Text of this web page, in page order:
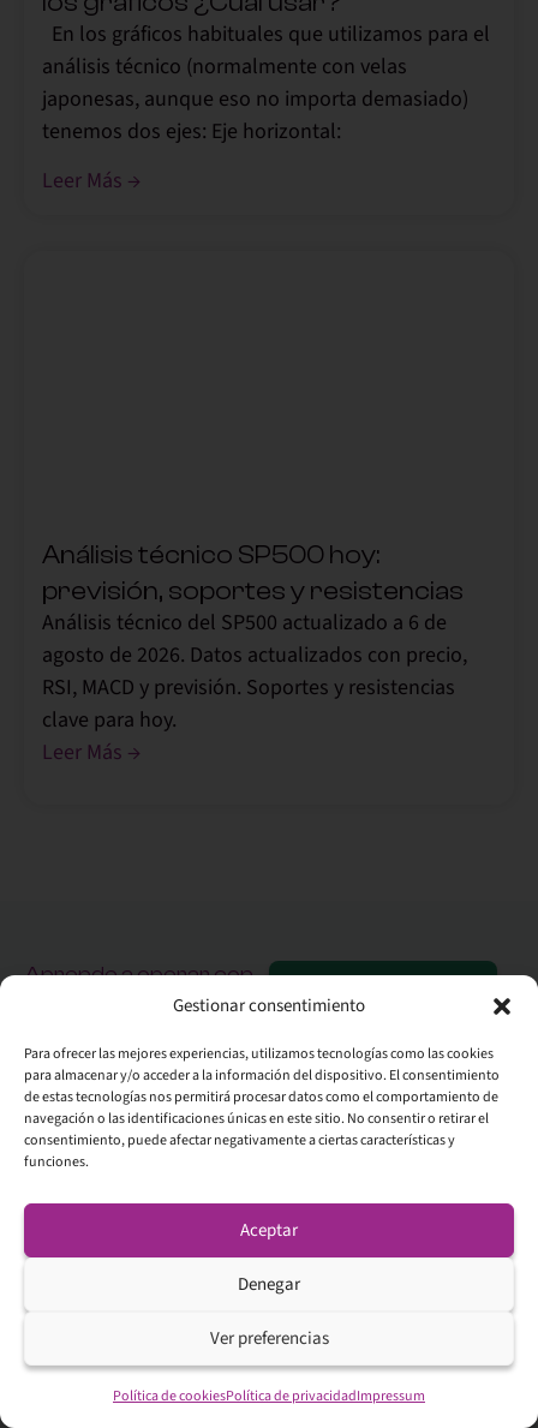
Gestionar consentimiento
Para ofrecer las mejores experiencias, utilizamos tecnologías como las cookies
para almacenar y/o acceder a la información del dispositivo. El consentimiento
de estas tecnologías nos permitirá procesar datos como el comportamiento de
navegación o las identificaciones únicas en este sitio. No consentir o retirar el
consentimiento, puede afectar negativamente a ciertas características y
funciones.
Aceptar
Denegar
Ver preferencias
Política de cookiesPolítica de privacidadImpressum
En los gráficos habituales que utilizamos para el
análisis técnico (normalmente con velas
japonesas, aunque eso no importa demasiado)
tenemos dos ejes: Eje horizontal:
Leer Más →
Análisis técnico SP500 hoy:
previsión, soportes y resistencias
Análisis técnico del SP500 actualizado a 6 de
agosto de 2026. Datos actualizados con precio,
RSI, MACD y previsión. Soportes y resistencias
clave para hoy.
Leer Más →
Aprende a operar con
confianza y un método
día.
Toma el
control de tu
futuro
financiero:
un experto,
Cursos
One2One
Academy
bolsa gratis
trading gratis
La
escuela
Conócenos
Opiniones
Contacto
Faq
Destacado
Blog
Brokers
Lo más
buscado
Mejores
brokers de
Mejores
a paso
Mejores